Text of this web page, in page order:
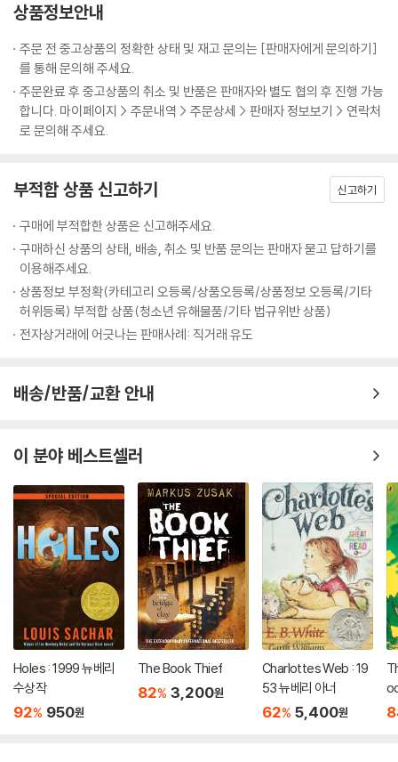
상품정보안내
주문 전 중고상품의 정확한 상태 및 재고 문의는 [판매자에게 문의하기]
를 통해 문의해 주세요.
주문완료 후 중고상품의 취소 및 반품은 판매자와 별도 협의 후 진행 가능
합니다. 마이페이지 > 주문내역 > 주문상세 > 판매자 정보보기 > 연락처
로 문의해 주세요.
부적합 상품 신고하기 신고하기
구매에 부적합한 상품은 신고해주세요.
구매하신 상품의 상태, 배송, 취소 및 반품 문의는 판매자 묻고 답하기를
이용해주세요.
상품정보 부정확(카테고리 오등록/상품오등록/상품정보 오등록/기타
허위등록) 부적합 상품(청소년 유해물품/기타 법규위반 상품)
전자상거래에 어긋나는 판매사례: 직거래 유도
배송/반품/교환 안내
이 분야 베스트셀러
Holes : 1999 뉴베리
수상작
92% 950원
The Book Thief
82% 3,200원
Charlottes Web : 19
53 뉴베리 아너
62% 5,400원